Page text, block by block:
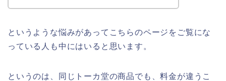
というような悩みがあってこちらのページをご覧にな
っている人も中にはいると思います。
というのは、同じトーカ堂の商品でも、料金が違うこ